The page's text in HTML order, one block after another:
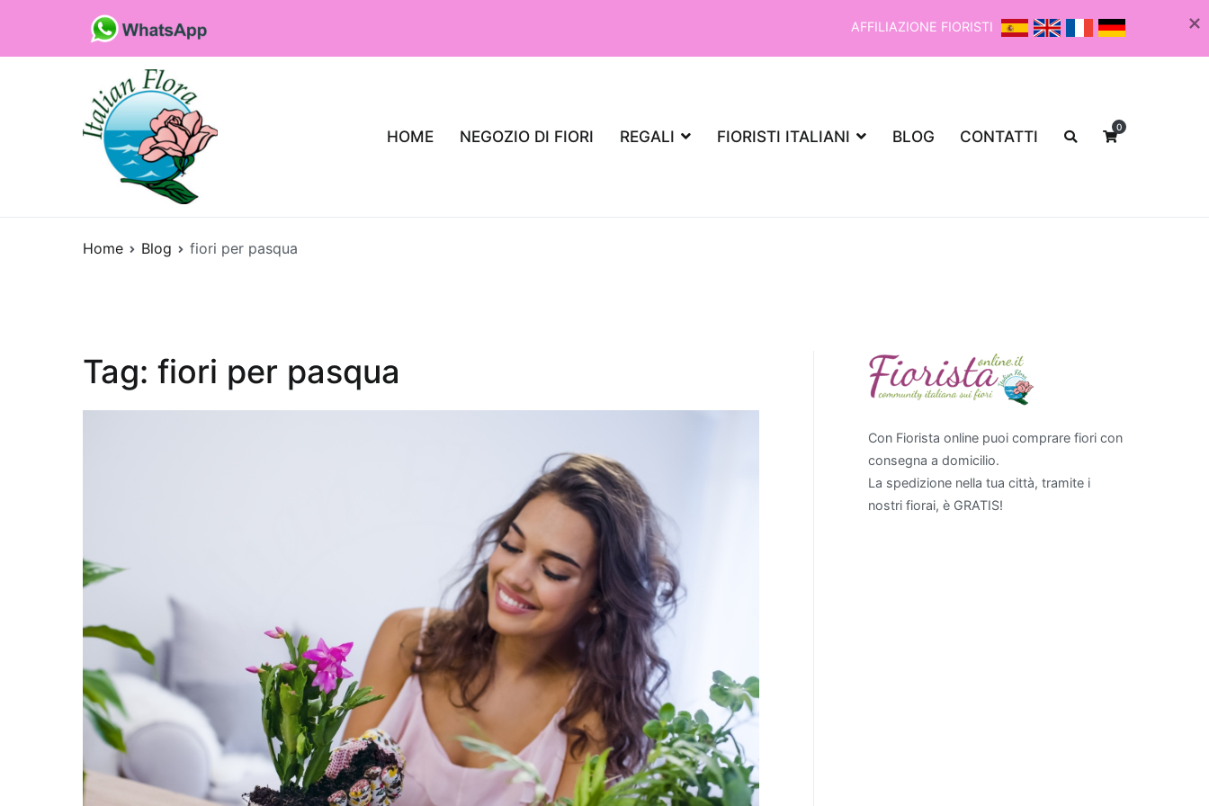
contenuto
AFFILIAZIONE FIORISTI
HOME NEGOZIO DI FIORI REGALI FIORISTI ITALIANI BLOG CONTATTI 0
Home Blog fiori per pasqua
Tag: fiori per pasqua
Con Fiorista online puoi comprare fiori con
consegna a domicilio.
La spedizione nella tua città, tramite i
nostri fiorai, è GRATIS!
Quali sono le piante da regalare per un appartamento,
che purificano l’aria?
Piante da regalare per un
appartamento
Quando si tratta di fare un regalo per un nuovo appartamento, le piante
che purificano l'aria rappresentano una scelta eccellente. Non solo
aggiungono un tocco di verde e vitalità all'ambiente, ma contribuiscono
anche a migliorare la qualità dell
'aria interna
. Le piante da interno
purificanti sono note per la loro capacità di assorbire sostanze nocive
come formaldeide, benzene e tricloroetilene, rilasciando al contempo
ossigeno. Tra le più efficaci troviamo il
Ficus Benjamina , perfetto per chi
cerca una pianta d'appartamento che depura l'aria in modo naturale. Altre
piante che purificano l'aria includono laSansevieria, conosciuta anche
come "lingua di suocera", e il
Chlorophytumcomosum o "pianta ragno",
entrambe facili da curare e ideali per chi è alle prime armi con il